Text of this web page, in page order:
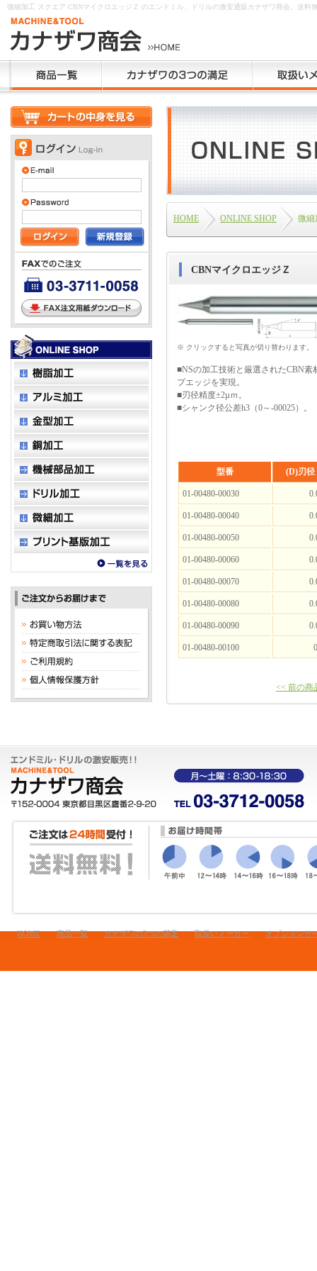
微細加工 スクエア CBNマイクロエッジＺ のエンドミル、ドリルの激安通販カナザワ商会。送料
HOME ONLINE SHOP 微細
CBNマイクロエッジＺ
※ クリックすると写真が切り替わります。
■NSの加工技術と厳選されたCBN素
プエッジを実現。
■刃径精度±2µｍ。
■シャンク径公差h3（0～-00025）。
型番 (D)刃径
01-00480-00030
01-00480-00040
01-00480-00050
01-00480-00060
01-00480-00070
01-00480-00080
01-00480-00090
01-00480-00100
<< 前の商
HOME 商品一覧 カナザワの3つの満足 取扱いメーカー オプションサ